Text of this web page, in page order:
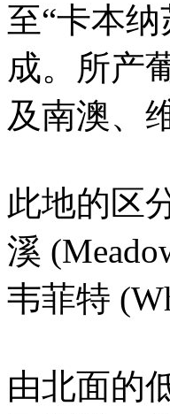
至“卡本纳
成。所产
及南澳、
此地的区
溪
韦菲特
由北面的